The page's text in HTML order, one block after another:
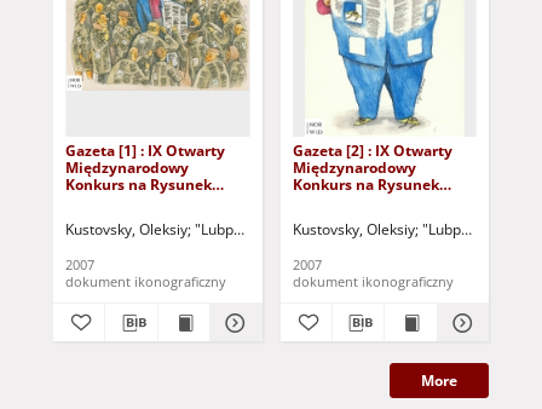
Gazeta [1] : IX Otwarty
Międzynarodowy
Konkurs na Rysunek
Kustovsky, Oleksiy "Lubpress" (Zielona Góra) Kożuchowski Ośrodek
2007
dokument ikonograficzny
Gazeta [2] : IX Otwarty
Międzynarodowy
Konkurs na Rysunek
Kustovsky, Oleksiy "Lubpress"
2007
dokument ikonograficzny
More